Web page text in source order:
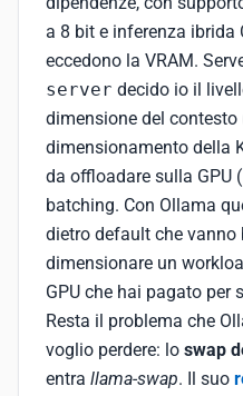
a 8 bit e inferenza ibrida
eccedono la VRAM.
server decido io il
dimensione del contesto
dimensionamento della
da offloadare sulla GPU (
batching. Con Ollama
dietro default che vanno
dimensionare un
GPU che hai pagato per
Resta il problema che
voglio perdere: lo swap
entra llama-swap. Il suo